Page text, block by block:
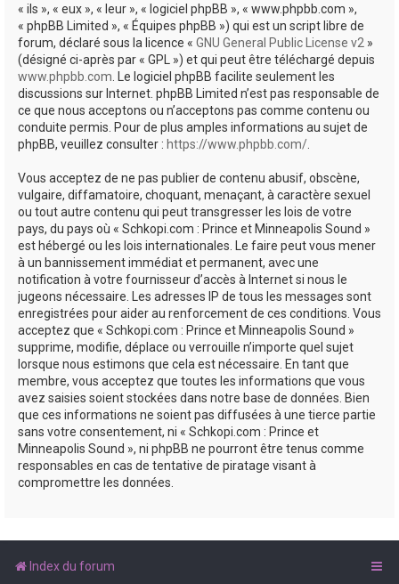
« ils », « eux », « leur », « logiciel phpBB », « www.phpbb.com »,
« phpBB Limited », « Équipes phpBB ») qui est un script libre de
forum, déclaré sous la licence « GNU General Public License v2 »
(désigné ci-après par « GPL ») et qui peut être téléchargé depuis
www.phpbb.com . Le logiciel phpBB facilite seulement les
discussions sur Internet. phpBB Limited n’est pas responsable de
ce que nous acceptons ou n’acceptons pas comme contenu ou
conduite permis. Pour de plus amples informations au sujet de
phpBB, veuillez consulter : https://www.phpbb.com/
Vous acceptez de ne pas publier de contenu abusif, obscène,
vulgaire, diffamatoire, choquant, menaçant, à caractère sexuel
ou tout autre contenu qui peut transgresser les lois de votre
pays, du pays où « Schkopi.com : Prince et Minneapolis Sound »
est hébergé ou les lois internationales. Le faire peut vous mener
à un bannissement immédiat et permanent, avec une
notification à votre fournisseur d’accès à Internet si nous le
jugeons nécessaire. Les adresses IP de tous les messages sont
enregistrées pour aider au renforcement de ces conditions. Vous
acceptez que « Schkopi.com : Prince et Minneapolis Sound »
supprime, modifie, déplace ou verrouille n’importe quel sujet
lorsque nous estimons que cela est nécessaire. En tant que
membre, vous acceptez que toutes les informations que vous
avez saisies soient stockées dans notre base de données. Bien
que ces informations ne soient pas diffusées à une tierce partie
sans votre consentement, ni « Schkopi.com : Prince et
Minneapolis Sound », ni phpBB ne pourront être tenus comme
responsables en cas de tentative de piratage visant à
compromettre les données.
Index du forum